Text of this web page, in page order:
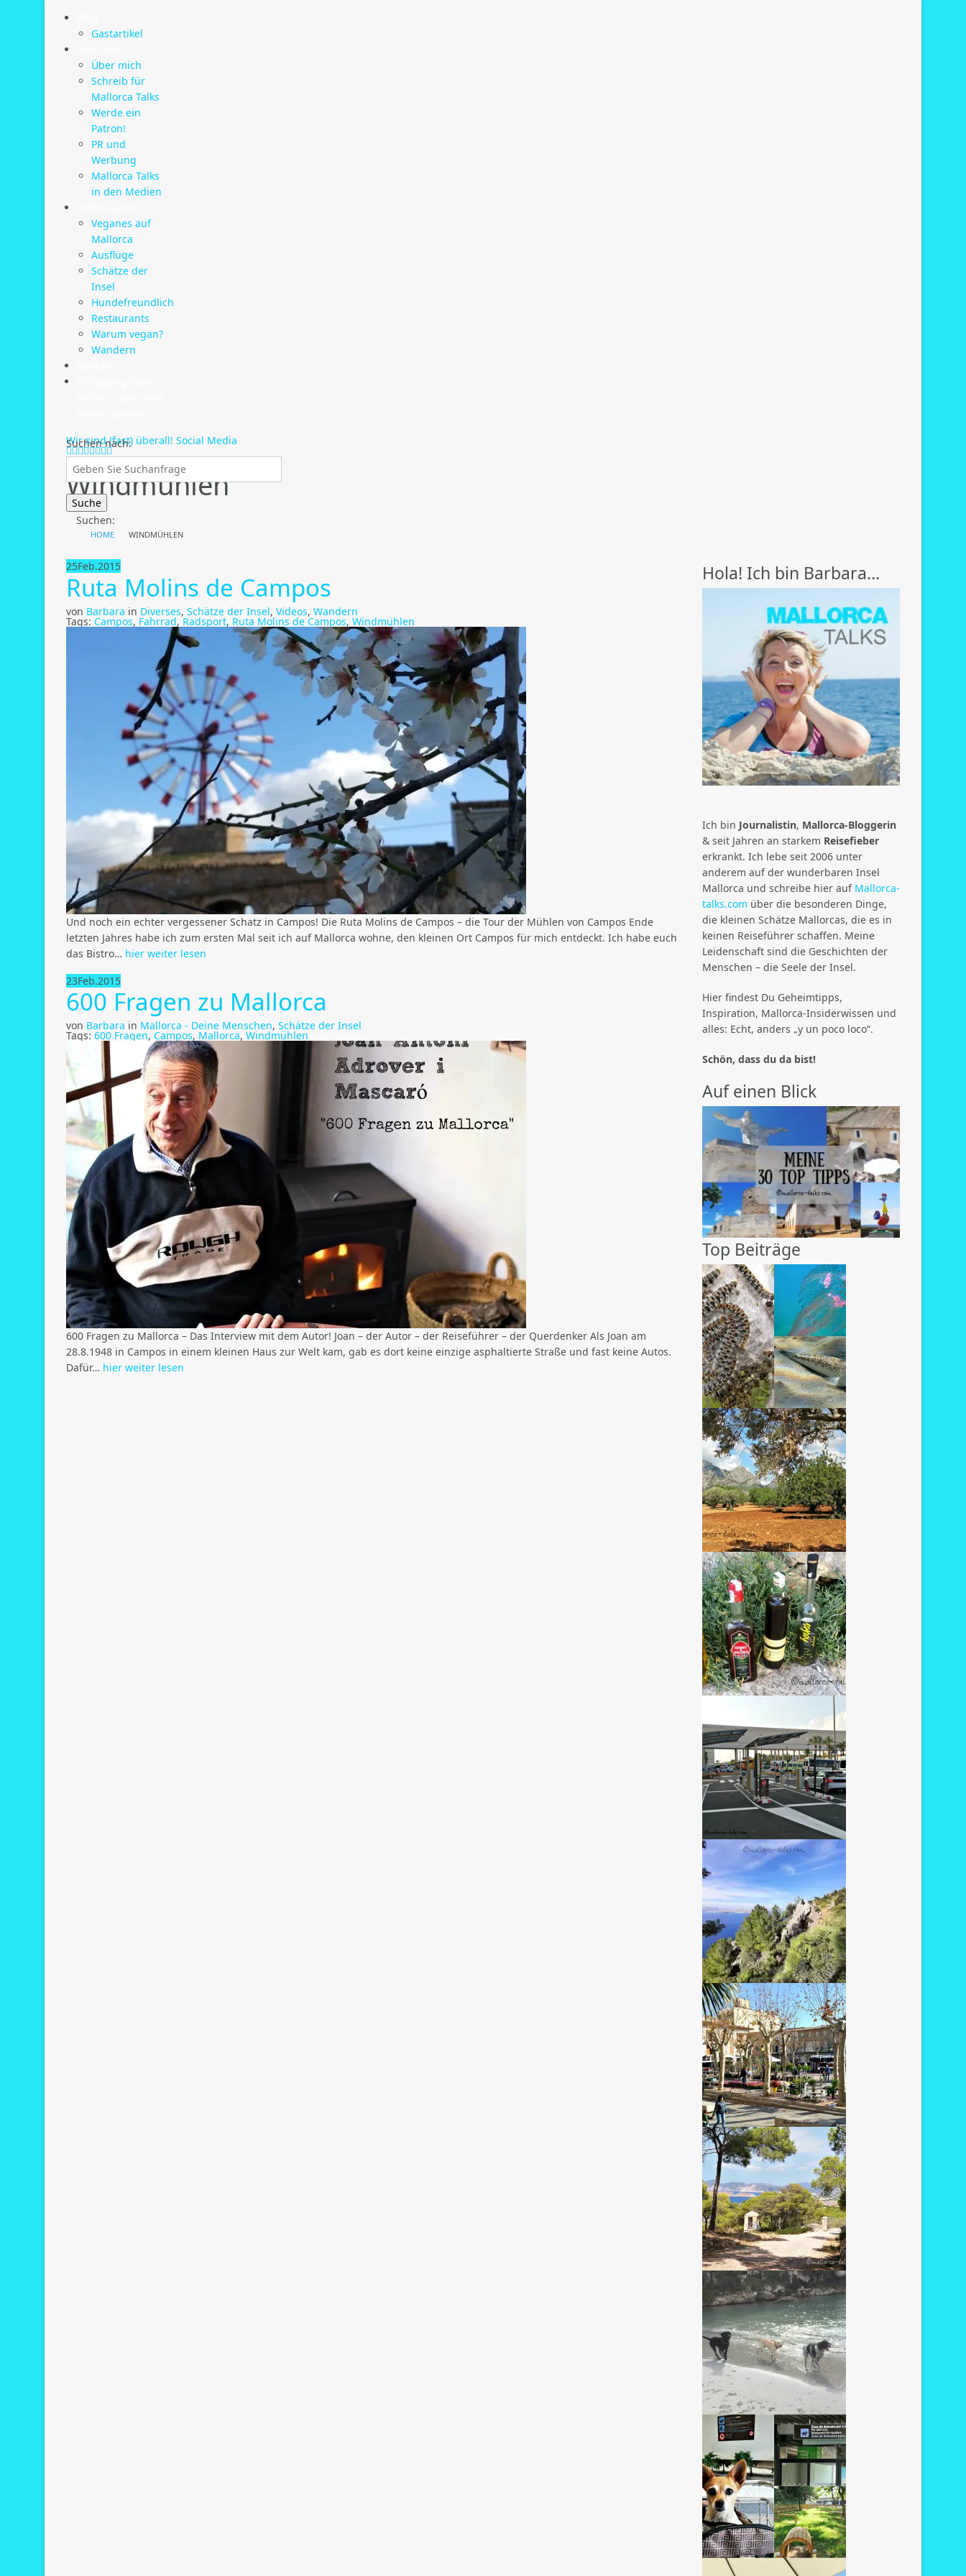
Gastartikel
Über mich
Schreib für
Mallorca Talks
Werde ein
Patron!
PR und
Werbung
Mallorca Talks
in den Medien
Veganes auf
Mallorca
Ausflüge
Schätze der
Insel
Hundefreundlich
Restaurants
Warum vegan?
Wandern
Suchen nach:
Wir sind (fast) überall! Social Media
Tag:
Windmühlen
Suchen:
HOME WINDMÜHLEN
25Feb.2015
Ruta Molins de Campos
von Barbara in Diverses, Schätze der Insel, Videos, Wandern
Tags: Campos, Fahrrad,Radsport, Ruta Molins de Campos, Windmühlen
Und noch ein echter vergessener Schatz in Campos! Die Ruta Molins de Campos – die Tour der Mühlen von Campos Ende
letzten Jahres habe ich zum ersten Mal seit ich auf Mallorca wohne, den kleinen Ort Campos für mich entdeckt. Ich habe euch
das Bistro… hier weiter lesen
23Feb.2015
600 Fragen zu Mallorca
von Barbara in Mallorca - Deine Menschen, Schätze der Insel
Tags: 600 Fragen, Campos, Mallorca, Windmühlen
600 Fragen zu Mallorca – Das Interview mit dem Autor! Joan – der Autor – der Reiseführer – der Querdenker Als Joan am
28.8.1948 in Campos in einem kleinen Haus zur Welt kam, gab es dort keine einzige asphaltierte Straße und fast keine Autos.
Dafür… hier weiter lesen
Hola! Ich bin Barbara…
Ich bin Journalistin, Mallorca-Bloggerin
& seit Jahren an starkem Reisefieber
erkrankt. Ich lebe seit 2006 unter
anderem auf der wunderbaren Insel
Mallorca und schreibe hier auf Mallorca-
talks.com über die besonderen Dinge,
die kleinen Schätze Mallorcas, die es in
keinen Reiseführer schaffen. Meine
Leidenschaft sind die Geschichten der
Menschen – die Seele der Insel.
Hier findest Du Geheimtipps,
Inspiration, Mallorca-Insiderwissen und
alles: Echt, anders „y un poco loco“.
Schön, dass du da bist!
Auf einen Blick
Top Beiträge